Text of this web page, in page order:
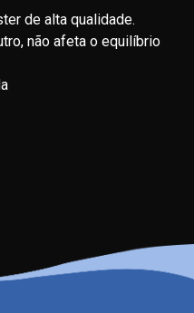
de alta qualidade.
não afeta o equilíbrio